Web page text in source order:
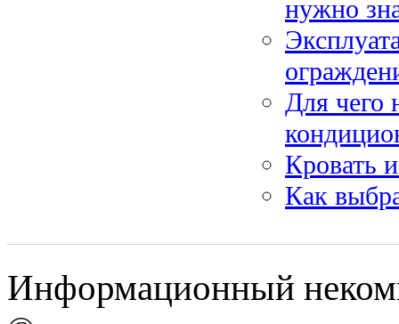
нужно
Для чего
Кровать
Как
Информационный